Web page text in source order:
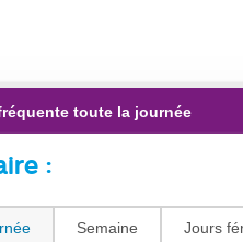
toute la journée
:
Semaine Jours